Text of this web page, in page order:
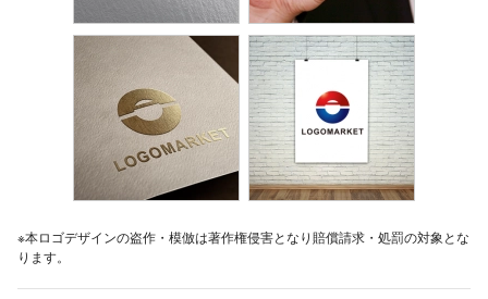
※本ロゴデザインの盗作・模倣は著作権侵害となり賠償請求・処罰の対象とな
ります。